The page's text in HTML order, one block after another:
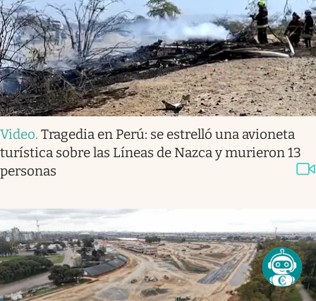
Video. Tragedia en Perú: se estrelló una avioneta
turística sobre las Líneas de Nazca y murieron 13
personas